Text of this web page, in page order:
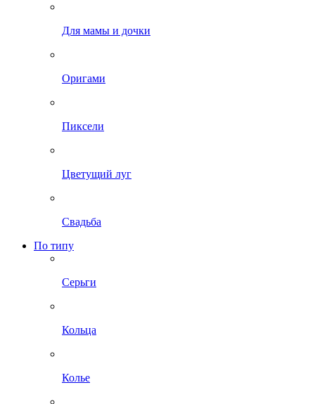
Для мамы и дочки
Оригами
Пиксели
Цветущий луг
Свадьба
По типу
Серьги
Кольца
Колье